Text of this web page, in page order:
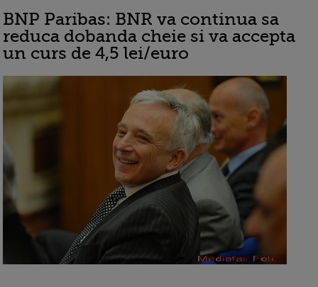
BNP Paribas: BNR va continua sa
reduca dobanda cheie si va accepta
un curs de 4,5 lei/euro